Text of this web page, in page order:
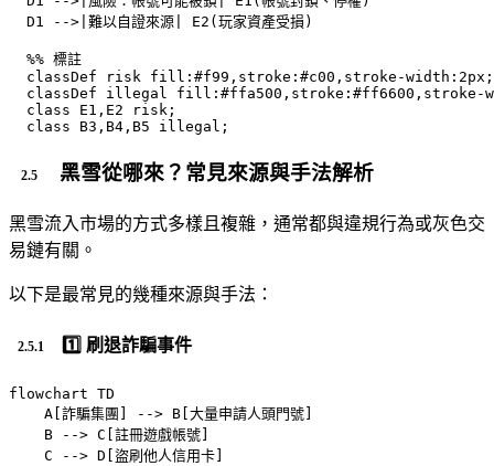
  D1 -->|難以自證來源| E2(玩家資產受損)
  %% 標註
  classDef risk fill:#f99,stroke:#c00,stroke-width:2px;
classDef illegal fill:#ffa500,stroke:#ff6600,stroke-
  class E1,E2 risk;
  class B3,B4,B5 illegal;
黑雪從哪來？常見來源與手法解析
黑雪流入市場的方式多樣且複雜，通常都與違規行為或灰色交
易鏈有關。
以下是最常見的幾種來源與手法：
1️⃣ 刷退詐騙事件
flowchart TD
    A[詐騙集團] --> B[大量申請人頭門號]
    B --> C[註冊遊戲帳號]
    C --> D[盜刷他人信用卡]